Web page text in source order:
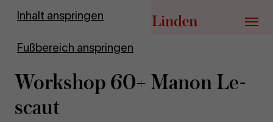
Inhalt anspringen
Fußbereich anspringen
Zur Startseite
Menü
Work­shop 60+ Manon Le­
scaut